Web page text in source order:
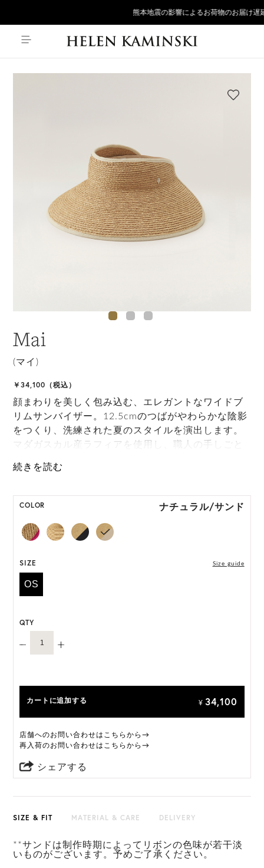
熊本地震の影響によるお荷物のお届け遅延
Mai
(マイ)
￥34,100（税込）
顔まわりを美しく包み込む、エレガントなワイドブ
リムサンバイザー。12.5cmのつばがやわらかな陰影
をつくり、洗練された夏のスタイルを演出します。
マダガスカル産ラフィアを使用し、職人の手しごと
リンボンリボンのタイが、伸縮性のある内側のバン
M, L 展開の商品:M 57.5cm, L 59.5cm
*ハンドメイド製品のサイズには微小の個体差がござ
*サンドは制作時期によってリボンの色味が若干淡い
ものがございます。予めご了承ください。
COLOR ナチュラル/サンド
SIZE Size guide
OS
QTY
カートに追加する ¥ 34,100
店舗へのお問い合わせはこちらから→
再入荷のお問い合わせはこちらから→
シェアする
SIZE & FIT MATERIAL & CARE DELIVERY
**サンドは制作時期によってリボンの色味が若干淡
いものがございます。予めご了承ください。